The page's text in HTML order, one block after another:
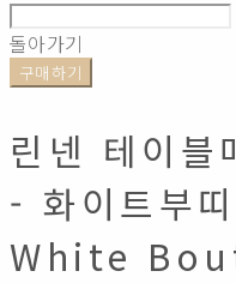
돌아가기
구매하기
린넨 테이블
- 화이트부
White